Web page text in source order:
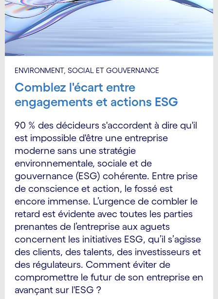
ENVIRONMENT, SOCIAL ET GOUVERNANCE
Comblez l'écart entre
engagements et actions ESG
90 % des décideurs s'accordent à dire qu'il
est impossible d'être une entreprise
moderne sans une stratégie
environnementale, sociale et de
gouvernance (ESG) cohérente. Entre prise
de conscience et action, le fossé est
encore immense. L’urgence de combler le
retard est évidente avec toutes les parties
prenantes de l’entreprise aux aguets
concernent les initiatives ESG, qu’il s’agisse
des clients, des talents, des investisseurs et
des régulateurs. Comment éviter de
compromettre le futur de son entreprise en
avançant sur l'ESG ?